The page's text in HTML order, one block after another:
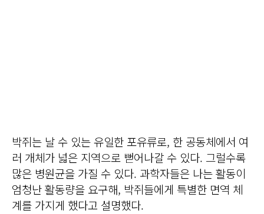
박쥐는 날 수 있는 유일한 포유류로, 한 공동체에서 여
러 개체가 넓은 지역으로 뻗어나갈 수 있다. 그럴수록
많은 병원균을 가질 수 있다. 과학자들은 나는 활동이
엄청난 활동량을 요구해, 박쥐들에게 특별한 면역 체
계를 가지게 했다고 설명했다.